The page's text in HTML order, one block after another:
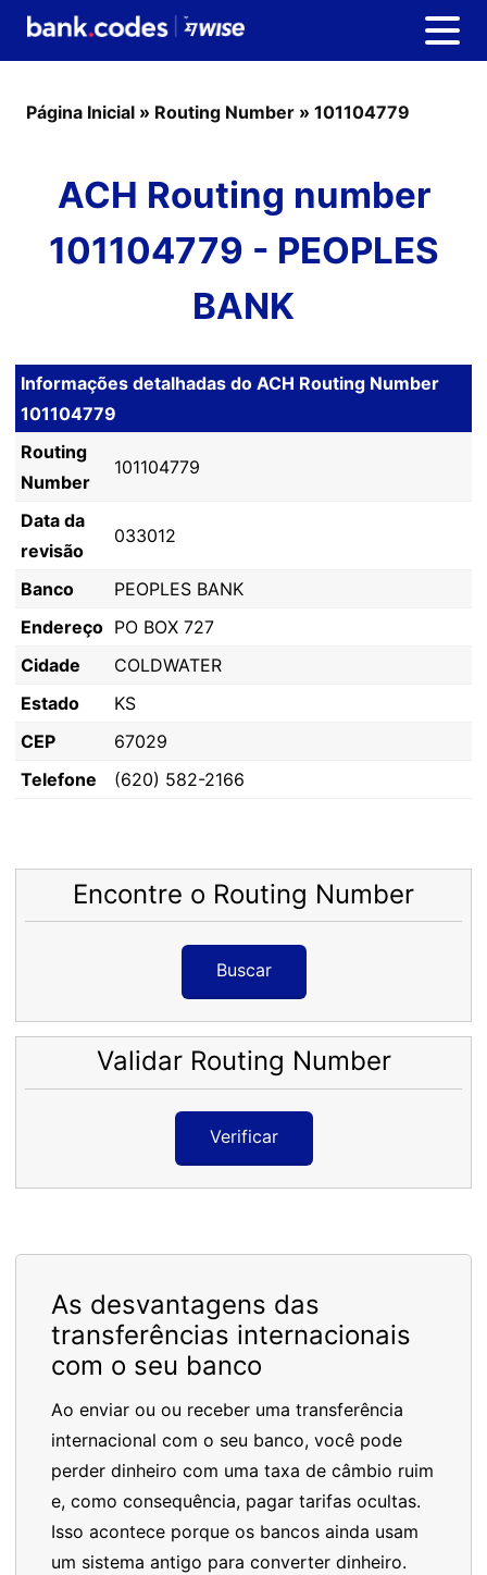
Página Inicial » Routing Number » 101104779
ACH Routing number
101104779 - PEOPLES
BANK
Informações detalhadas do ACH Routing Number
101104779
Routing
Number
101104779
Data da
revisão
033012
Banco
PEOPLES BANK
Endereço PO BOX 727
Cidade
COLDWATER
Estado
KS
CEP
67029
Telefone
(620) 582-2166
Encontre o Routing Number
Buscar
Validar Routing Number
Verificar
As desvantagens das
transferências internacionais
com o seu banco
Ao enviar ou ou receber uma transferência
internacional com o seu banco, você pode
perder dinheiro com uma taxa de câmbio ruim
e, como consequência, pagar tarifas ocultas.
Isso acontece porque os bancos ainda usam
um sistema antigo para converter dinheiro.